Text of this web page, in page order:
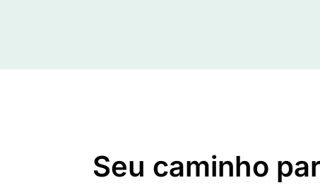
Seu caminho